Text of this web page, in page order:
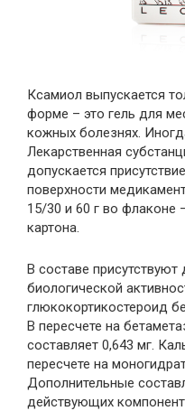
Ксамиол выпускается
форме – это гель для
кожных болезнях.
Лекарственная
допускается
поверхности
15/30 и 60 г во флаконе
картона.
В составе
биологической
глюкокортикостероид
В пересчете на
составляет 0,643 мг.
пересчете на
Дополнительные
действующих